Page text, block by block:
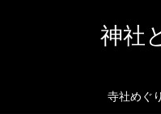
神社
寺社めぐ